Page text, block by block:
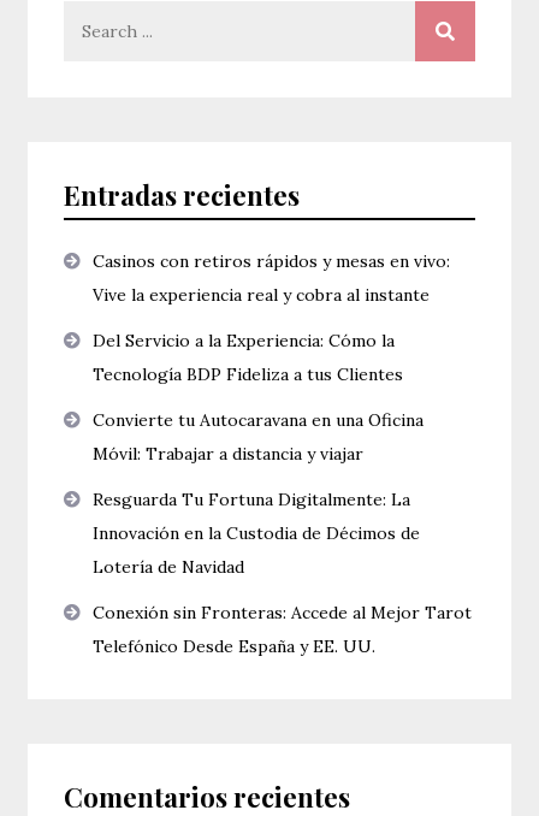
Entradas recientes
Casinos con retiros rápidos y mesas en vivo:
Vive la experiencia real y cobra al instante
Del Servicio a la Experiencia: Cómo la
Tecnología BDP Fideliza a tus Clientes
Convierte tu Autocaravana en una Oficina
Móvil: Trabajar a distancia y viajar
Resguarda Tu Fortuna Digitalmente: La
Innovación en la Custodia de Décimos de
Lotería de Navidad
Conexión sin Fronteras: Accede al Mejor Tarot
Telefónico Desde España y EE. UU.
Comentarios recientes